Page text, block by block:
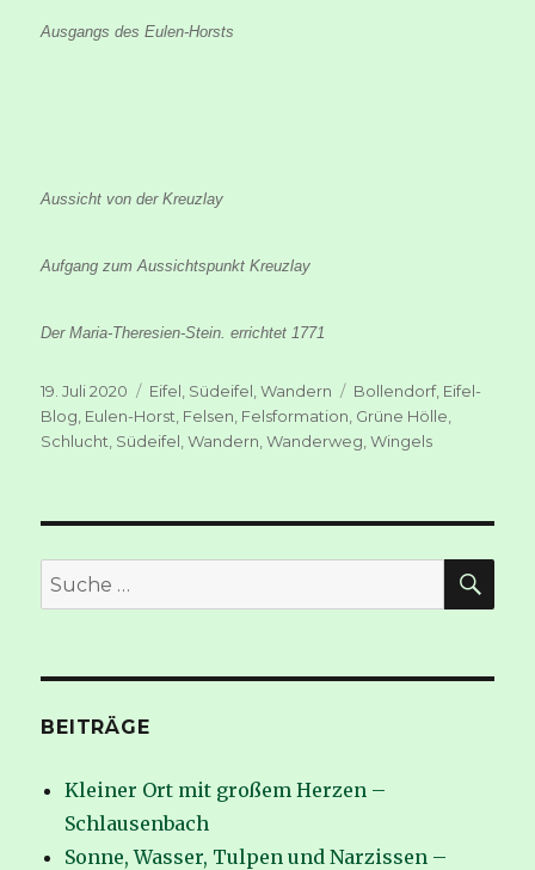
Ausgangs des Eulen-Horsts
Aussicht von der Kreuzlay
Aufgang zum Aussichtspunkt Kreuzlay
Der Maria-Theresien-Stein. errichtet 1771
Veröffentlicht
am
19. Juli 2020 Kategorien
Eifel Südeifel ,Wandern Schlagwörter
Bollendorf, Eifel-
Blog Eulen-Horst Felsen Felsformation Grüne Hölle
Schlucht Südeifel ,Wandern ,Wanderweg ,Wingels
Suche
nach:
BEITRÄGE
Kleiner Ort mit großem Herzen –
Schlausenbach
Sonne, Wasser, Tulpen und Narzissen –